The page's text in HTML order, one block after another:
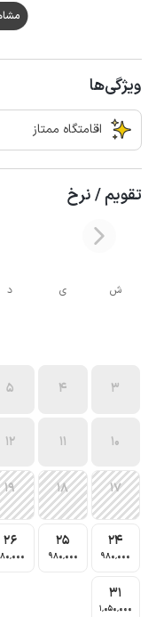
ویژگی‌ها
اقامتگاه ممتاز
تقویم / نرخ
ش ی د
3
4
5
10
11
12
17
18
19
24
980٬000
25
980٬000
26
31
1٬050٬000